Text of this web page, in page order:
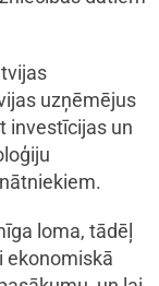
uzņēmējus
investīcijas un
loma, tādēļ
ekonomiskā